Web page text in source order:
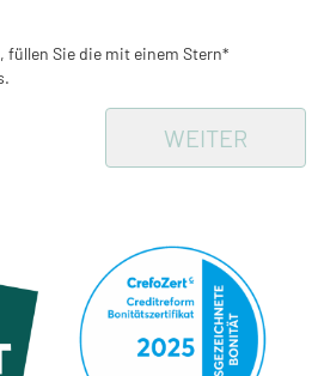
füllen Sie die mit einem Stern*
WEITER